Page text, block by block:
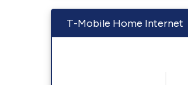
T-Mobile Home Internet